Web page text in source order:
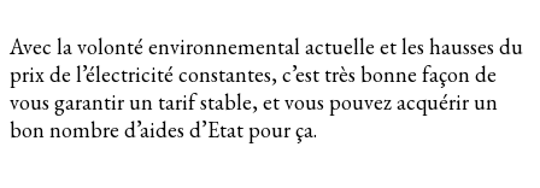
Avec la volonté environnemental actuelle et les hausses du
prix de l’électricité constantes, c’est très bonne façon de
vous garantir un tarif stable, et vous pouvez acquérir un
bon nombre d’aides d’Etat pour ça.